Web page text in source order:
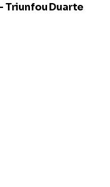
Triunfou Duarte